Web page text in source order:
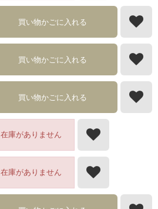
買い物かごに入れる
買い物かごに入れる
買い物かごに入れる
在庫がありません
在庫がありません